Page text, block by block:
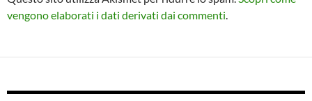
vengono elaborati i dati derivati dai commenti.